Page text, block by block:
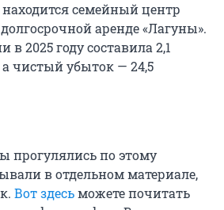
семейный центр
аренде «Лагуны».
2025 году составила 2,1
чистый убыток — 24,5
прогулялись по этому
в отдельном материале,
Вот здесьможете почитать